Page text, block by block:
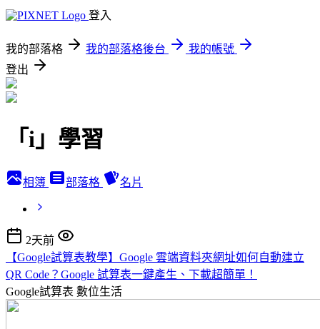
登入
我的部落格 我的部落格後台
我的帳號
登出
「i」學習
相簿 部落格 名片
2天前
【Google試算表教學】Google 雲端資料夾網址如何自動建立
QR Code？Google 試算表一鍵產生、下載超簡單！
Google試算表 數位生活